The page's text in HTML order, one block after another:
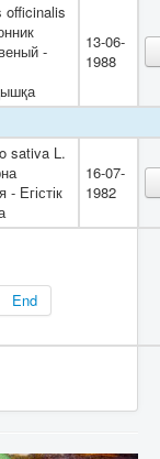
End
officinalis
-
13-06-
1988
sativa L.
- Егістік
16-07-
1982